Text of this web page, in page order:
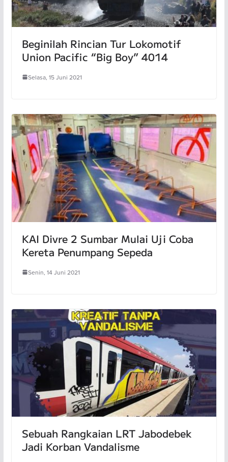
Beginilah Rincian Tur Lokomotif
Union Pacific “Big Boy” 4014
Selasa, 15 Juni 2021
KAI Divre 2 Sumbar Mulai Uji Coba
Kereta Penumpang Sepeda
Senin, 14 Juni 2021
Sebuah Rangkaian LRT Jabodebek
Jadi Korban Vandalisme